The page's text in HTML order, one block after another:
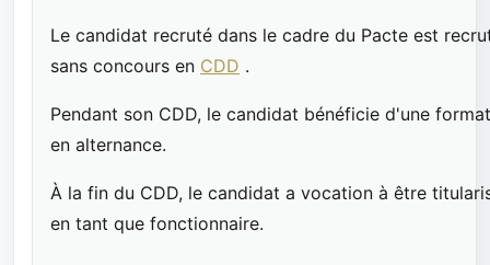
Le candidat recruté dans le cadre du Pacte est
sans concours en CDD .
Pendant son CDD, le candidat bénéficie d'une
en alternance.
À la fin du CDD, le candidat a vocation à être
en tant que fonctionnaire.